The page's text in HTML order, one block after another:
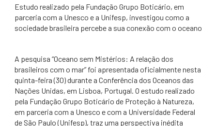
​Estudo realizado pela Fundação Grupo Boticário, em
parceria com a Unesco e a Unifesp, investigou como a
sociedade brasileira percebe a sua conexão com o oceano
A pesquisa “Oceano sem Mistérios: A relação dos
brasileiros com o mar” foi apresentada oficialmente nesta
quinta-feira (30) durante a Conferência dos Oceanos das
Nações Unidas, em Lisboa, Portugal. O estudo realizado
pela Fundação Grupo Boticário de Proteção à Natureza,
em parceria com a Unesco e com a Universidade Federal
de São Paulo (Unifesp), traz uma perspectiva inédita